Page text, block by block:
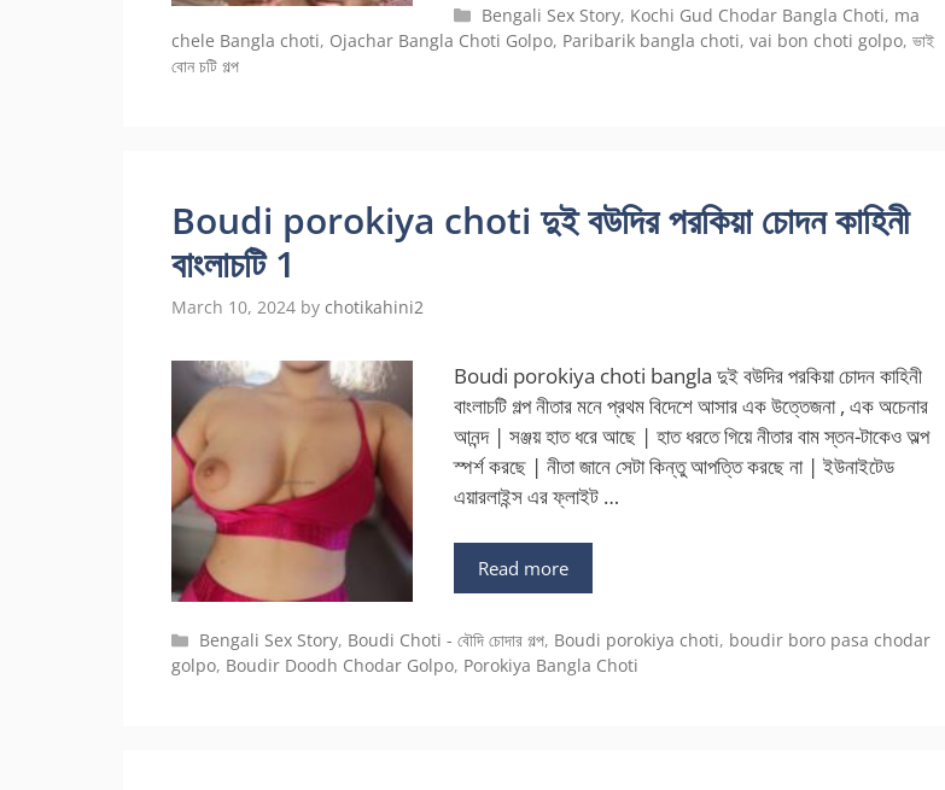
Categories
Bengali Sex Story, Kochi Gud Chodar Bangla Choti, ma
chele Bangla choti, Ojachar Bangla Choti Golpo, Paribarik bangla choti, vai bon choti golpo, ভাই
বোন চটি গল্প
Boudi porokiya choti দুই বউদির পরকিয়া চোদন কাহিনী
বাংলাচটি 1
March 10, 2024 by chotikahini2
Boudi porokiya choti bangla দুই বউদির পরকিয়া চোদন কাহিনী
বাংলাচটি গল্প নীতার মনে প্রথম বিদেশে আসার এক উত্তেজনা , এক অচেনার
আনন্দ | সঞ্জয় হাত ধরে আছে | হাত ধরতে গিয়ে নীতার বাম স্তন-টাকেও অল্প
স্পর্শ করছে | নীতা জানে সেটা কিন্তু আপত্তি করছে না | ইউনাইটেড
এয়ারলাইন্স এর ফ্লাইট …
Read more
Categories
Bengali Sex Story, Boudi Choti - বৌদি চোদার গল্প, Boudi porokiya choti, boudir boro pasa chodar
golpo, Boudir Doodh Chodar Golpo, Porokiya Bangla Choti